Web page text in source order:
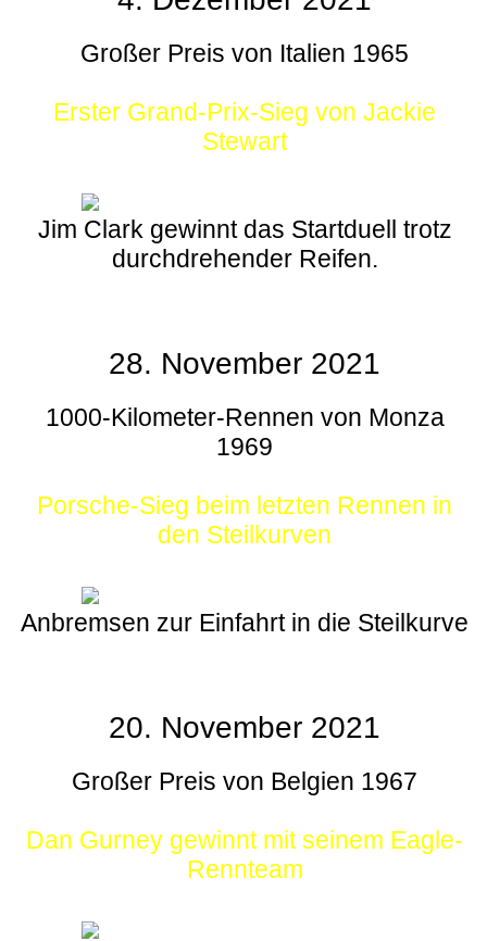
Großer Preis von Italien 1965
Erster Grand-Prix-Sieg von Jackie
Stewart
Jim Clark gewinnt das Startduell trotz
durchdrehender Reifen.
28. November 2021
1000-Kilometer-Rennen von Monza
1969
Porsche-Sieg beim letzten Rennen in
den Steilkurven
Anbremsen zur Einfahrt in die Steilkurve
20. November 2021
Großer Preis von Belgien 1967
Dan Gurney gewinnt mit seinem Eagle-
Rennteam